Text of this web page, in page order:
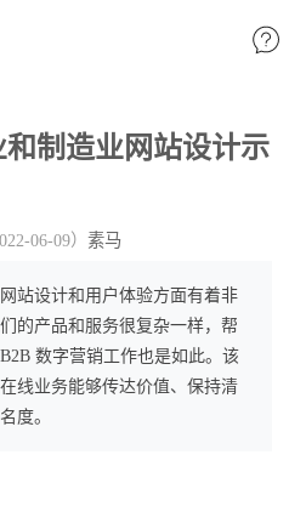
和制造业网站设计示
06-09） 素马
站设计和用户体验方面有着非
的产品和服务很复杂一样，帮
数字营销工作也是如此。该
线业务能够传达价值、保持清
度。